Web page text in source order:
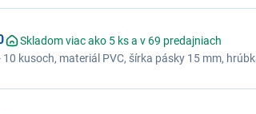
Skladom viac ako 5 ks a v 69 predajniach
kusoch, materiál PVC, šírka pásky 15 mm,